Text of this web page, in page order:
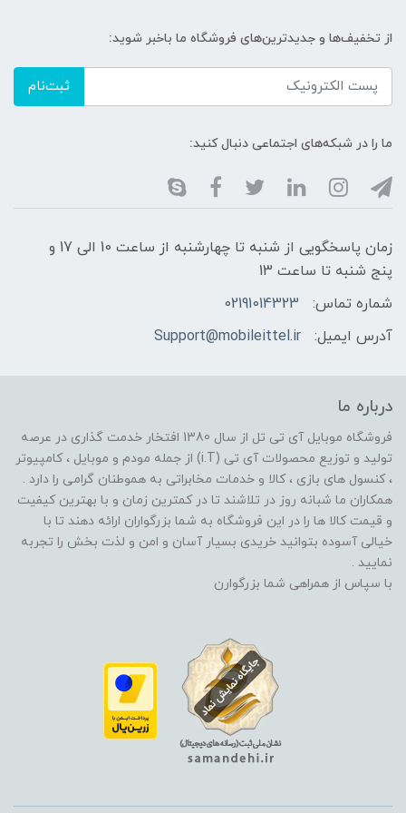
از تخفیف‌ها و جدیدترین‌های فروشگاه ما باخبر شوید:
ثبت‌نام
ما را در شبکه‌های اجتماعی دنبال کنید:
زمان پاسخگویی از شنبه تا چهارشنبه از ساعت 10 الی 17 و
پنج شنبه تا ساعت 13
شماره تماس:
02191014323
آدرس ایمیل:
Support@mobileittel.ir
درباره ما
فروشگاه موبایل آی تی تل از سال 1380 افتخار خدمت گذاری در عرصه
تولید و توزیع محصولات آی تی (i.T) از جمله مودم و موبایل ، کامپیوتر
، کنسول های بازی ، کالا و خدمات مخابراتی به هموطنان گرامی را دارد .
همکاران ما شبانه روز در تلاشند تا در کمترین زمان و با بهترین کیفیت
و قیمت کالا ها را در این فروشگاه به شما بزرگواران ارائه دهند تا با
خیالی آسوده بتوانید خریدی بسیار آسان و امن و لذت بخش را تجربه
نمایید .
با سپاس از همراهی شما بزرگوارن